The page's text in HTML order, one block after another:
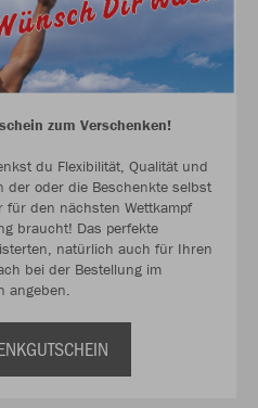
zum Verschenken!
du Flexibilität, Qualität und
der oder die Beschenkte selbst
für den nächsten Wettkampf
braucht! Das perfekte
natürlich auch für Ihren
bei der Bestellung im
angeben.